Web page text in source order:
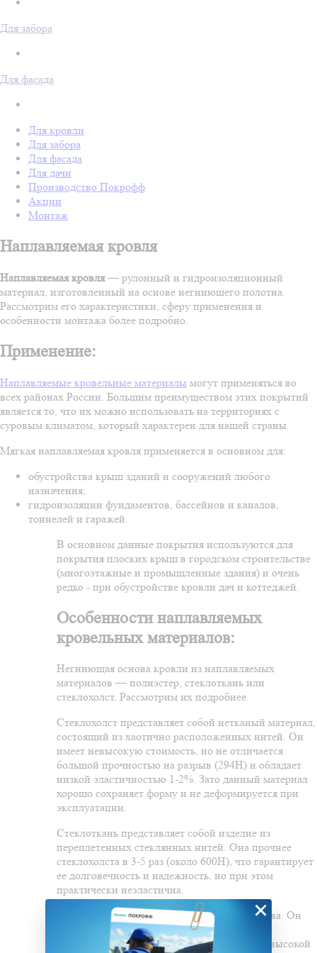
Для забора
Для фасада
Для кровли
Для забора
Для фасада
Для дачи
Производство Покрофф
Акции
Монтаж
Наплавляемая кровля
Наплавляемая кровля— рулонный и гидроизоляционный
материал, изготовленный на основе негниющего полотна.
Рассмотрим его характеристики, сферу применения и
особенности монтажа более подробно.
Применение:
Наплавляемые кровельные материалы могут применяться во
всех районах России. Большим преимуществом этих покрытий
является то, что их можно использовать на территориях с
суровым климатом, который характерен для нашей страны.
Мягкая наплавляемая кровля применяется в основном для:
обустройства крыш зданий и сооружений любого
назначения;
гидроизоляции фундаментов, бассейнов и каналов,
тоннелей и гаражей.
В основном данные покрытия используются для
покрытия плоских крыш в городском строительстве
(многоэтажные и промышленные здания) и очень
редко - при обустройстве кровли дач и коттеджей.
Особенности наплавляемых
кровельных материалов:
Негниющая основа кровли из наплавляемых
материалов — полиэстер, стеклоткань или
стеклохолст. Рассмотрим их подробнее.
Стеклохолст представляет собой нетканый материал,
состоящий из хаотично расположенных нитей. Он
имеет невысокую стоимость, но не отличается
большой прочностью на разрыв (294Н) и обладает
низкой эластичностью 1-2%. Зато данный материал
хорошо сохраняет форму и не деформируется при
эксплуатации.
Стеклоткань представляет собой изделие из
переплетенных стеклянных нитей. Она прочнее
стеклохолста в 3-5 раз (около 600Н), что гарантирует
ее долговечность и надежность, но при этом
практически неэластична.
Полиэстер – самая дорогая и надежная основа. Он
состоит из хаотично ориентированных
полиэстровых волокон. Материал обладает высокой
×